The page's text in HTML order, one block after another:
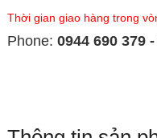
Thời gian giao hàng trong
Phone: 0944 690 379